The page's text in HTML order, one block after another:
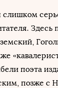
слишком
Здесь
поэта
позже с